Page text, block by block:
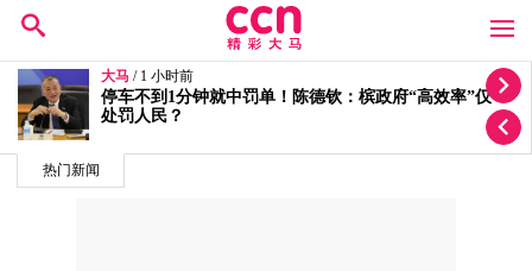
热门新闻
大马 / 1 小时前
按个人喜恶发放拨款有滥权之嫌 5蓝眼议员轰安华党政
不分